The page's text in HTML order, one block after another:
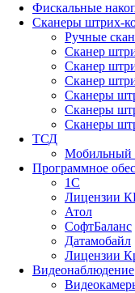
Фискальные
Сканеры штрих-
Ручные
Сканер
Сканер
Сканер
Сканеры
Сканеры
Сканеры
ТСД
Программное
1С
Лицензии
Атол
СофтБаланс
Датамобайл
Лицензии
Видеонаблюдение